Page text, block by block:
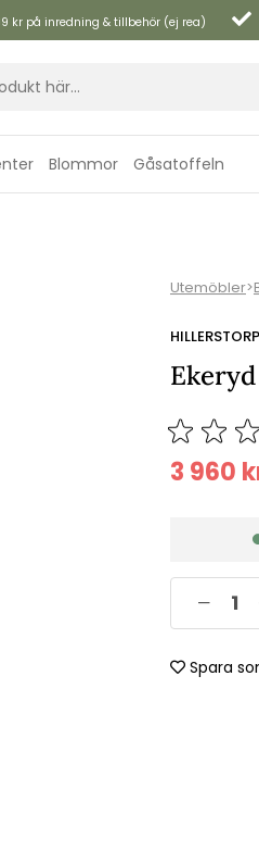
kr på inredning & tillbehör (ej rea)
Blommor Gåsatoffeln
Utemöbler>
HILLERSTORP
3 960
Spara